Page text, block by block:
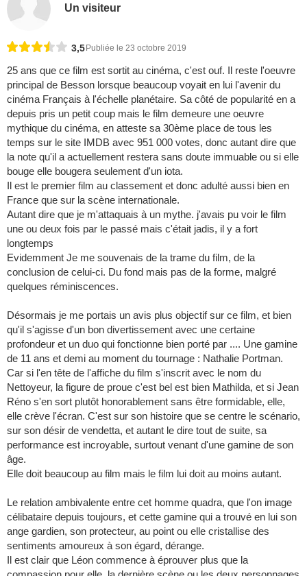
Un visiteur
3,5 Publiée le 23 octobre 2019
25 ans que ce film est sortit au cinéma, c'est ouf. Il reste l'oeuvre
principal de Besson lorsque beaucoup voyait en lui l'avenir du
cinéma Français à l'échelle planétaire. Sa côté de popularité en a
depuis pris un petit coup mais le film demeure une oeuvre
mythique du cinéma, en atteste sa 30ème place de tous les
temps sur le site IMDB avec 951 000 votes, donc autant dire que
la note qu'il a actuellement restera sans doute immuable ou si elle
bouge elle bougera seulement d'un iota.
Il est le premier film au classement et donc adulté aussi bien en
France que sur la scène internationale.
Autant dire que je m'attaquais à un mythe. j'avais pu voir le film
une ou deux fois par le passé mais c'était jadis, il y a fort
longtemps
Evidemment Je me souvenais de la trame du film, de la
conclusion de celui-ci. Du fond mais pas de la forme, malgré
quelques réminiscences.
Désormais je me portais un avis plus objectif sur ce film, et bien
qu'il s'agisse d'un bon divertissement avec une certaine
profondeur et un duo qui fonctionne bien porté par .... Une gamine
de 11 ans et demi au moment du tournage : Nathalie Portman.
Car si l'en tête de l'affiche du film s'inscrit avec le nom du
Nettoyeur, la figure de proue c'est bel est bien Mathilda, et si Jean
Réno s'en sort plutôt honorablement sans être formidable, elle,
elle crève l'écran. C'est sur son histoire que se centre le scénario,
sur son désir de vendetta, et autant le dire tout de suite, sa
performance est incroyable, surtout venant d'une gamine de son
âge.
Elle doit beaucoup au film mais le film lui doit au moins autant.
Le relation ambivalente entre cet homme quadra, que l'on image
célibataire depuis toujours, et cette gamine qui a trouvé en lui son
ange gardien, son protecteur, au point ou elle cristallise des
sentiments amoureux à son égard, dérange.
Il est clair que Léon commence à éprouver plus que la